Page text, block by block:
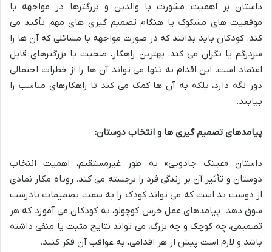
داستان بر اهمیت مشورت با والدین و بزرگترها در مواجهه با
موقعیت های مشکوک یا هنگام تصمیم گیری های مهم تأکید می
کند. کودکان باید بدانند که در صورت مواجهه با مسائلی که آن ها را
سردرگم یا نگران می کند، بهترین راهکار، صحبت با بزرگترهای قابل
اعتماد است. این اقدام نه تنها می تواند آن ها را از خطرات احتمالی
دور نگه دارد، بلکه به آن ها کمک می کند تا راهکارهای مناسب را
بیابند.
پیامدهای تصمیم گیری ها و انتخاب دوستان:
داستان «عینک جادویی» به طور غیرمستقیم، اهمیت انتخاب
دوستان و تأثیر آن بر زندگی فرد را برجسته می کند. روباه مکار نمادی
از دوست بد است که می تواند کودک را به سمت تصمیمات نادرست
سوق دهد. پیامدهای عمل خرس کوچولو، به کودکان می آموزد که هر
تصمیمی، چه کوچک و چه بزرگ، می تواند نتایج مثبت یا منفی داشته
باشد و لازم است پیش از هر اقدامی، به عواقب آن فکر کنند.